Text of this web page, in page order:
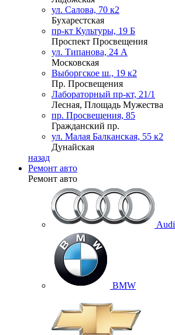
ул. Салова, 70 к2
Бухарестская
пр-кт Культуры, 19 Б
Проспект Просвещения
ул. Типанова, 24 А
Московская
Выборгское ш., 19 к2
Пр. Просвещения
Лабораторный пр-кт, 21/1
Лесная, Площадь Мужества
пр. Просвещения, 85
Гражданский пр.
ул. Малая Балканская, 55 к2
Дунайская
назад
Ремонт авто
Ремонт авто
Audi
BMW